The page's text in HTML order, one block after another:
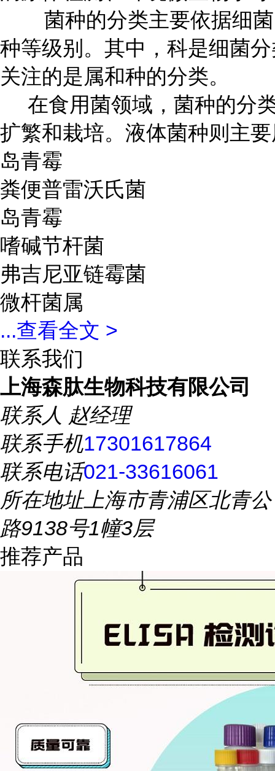
菌种的分类主要依据细菌
种等级别。其中，科是细菌
关注的是属和种的分类。
在食用菌领域，菌种的分
扩繁和栽培。液体菌种则主
岛青霉
粪便普雷沃氏菌
岛青霉
嗜碱节杆菌
弗吉尼亚链霉菌
微杆菌属
...查看全文 >
联系我们
上海森肽生物科技有限公司
联系人 赵经理
联系手机17301617864
联系电话021-33616061
所在地址上海市青浦区北青公
路9138号1幢3层
推荐产品